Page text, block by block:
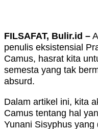
FILSAFAT, Bulir.id –
penulis eksistensial
Camus, hasrat kita
semesta yang tak
absurd.
Dalam artikel ini, kita
Camus tentang hal
Yunani Sisyphus